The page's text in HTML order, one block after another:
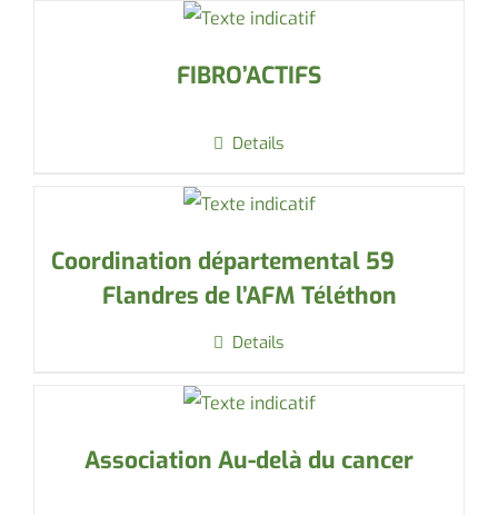
FIBRO’ACTIFS
Details
Coordination départemental 59
Flandres de l’AFM Téléthon
Details
Association Au-delà du cancer